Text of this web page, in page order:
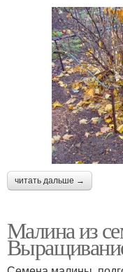
читать дальше →
Малина из